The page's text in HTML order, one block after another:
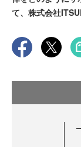
て、株式会社